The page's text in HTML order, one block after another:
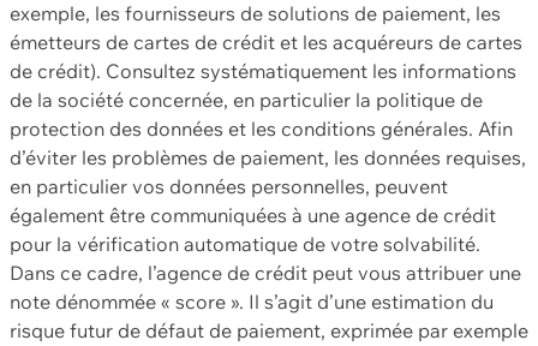
exemple, les fournisseurs de solutions de paiement, les
émetteurs de cartes de crédit et les acquéreurs de cartes
de crédit). Consultez systématiquement les informations
de la société concernée, en particulier la politique de
protection des données et les conditions générales. Afin
d’éviter les problèmes de paiement, les données requises,
en particulier vos données personnelles, peuvent
également être communiquées à une agence de crédit
pour la vérification automatique de votre solvabilité.
Dans ce cadre, l’agence de crédit peut vous attribuer une
note dénommée « score ». Il s’agit d’une estimation du
risque futur de défaut de paiement, exprimée par exemple